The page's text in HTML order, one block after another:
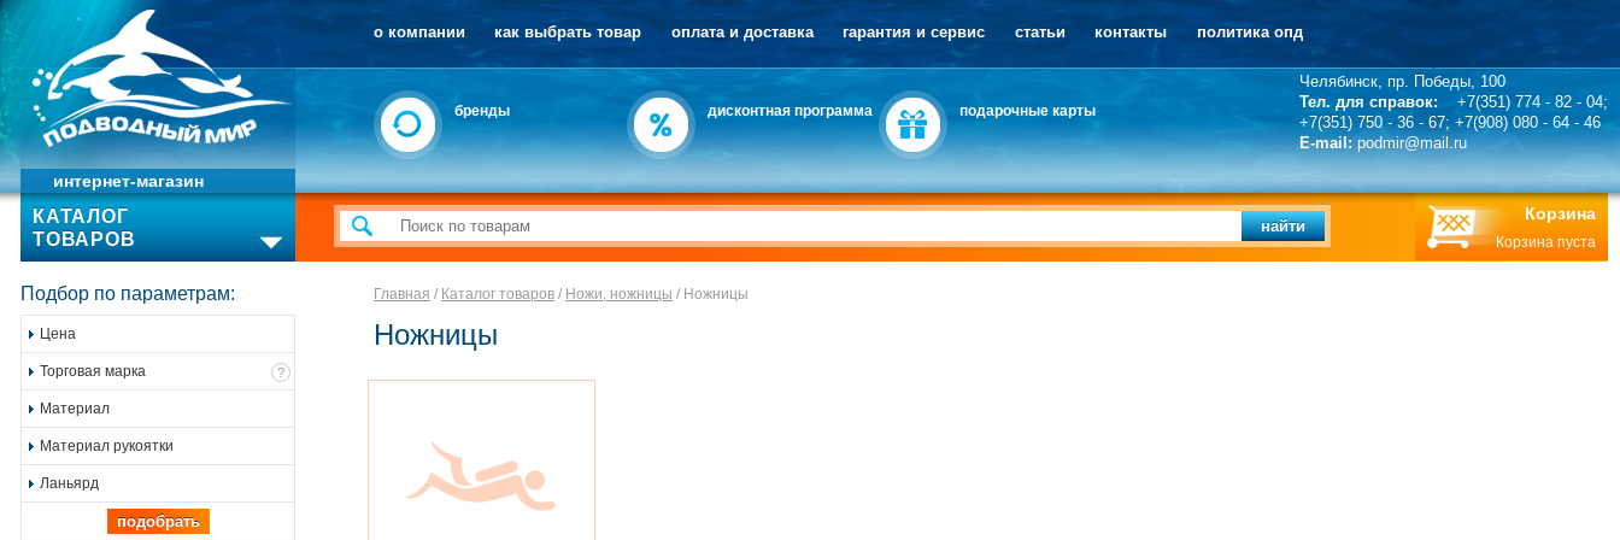
интернет-магазин
о компании как выбрать товар оплата и доставка гарантия и сервис статьи контакты политика опд
Челябинск, пр. Победы, 100
Тел. для справок: +7(351) 774 - 82 - 04;
+7(351) 750 - 36 - 67; +7(908) 080 - 64 - 46
E-mail:podmir@mail.ru
бренды дисконтная программа подарочные карты
найти
Корзина
Корзина пуста
КАТАЛОГ
ТОВАРОВ
Подбор по параметрам:
Цена
Торговая марка ?
Материал
Материал рукоятки
Ланьярд
подобрать
Главная / Каталог товаров / Ножи, ножницы / Ножницы
Ножницы